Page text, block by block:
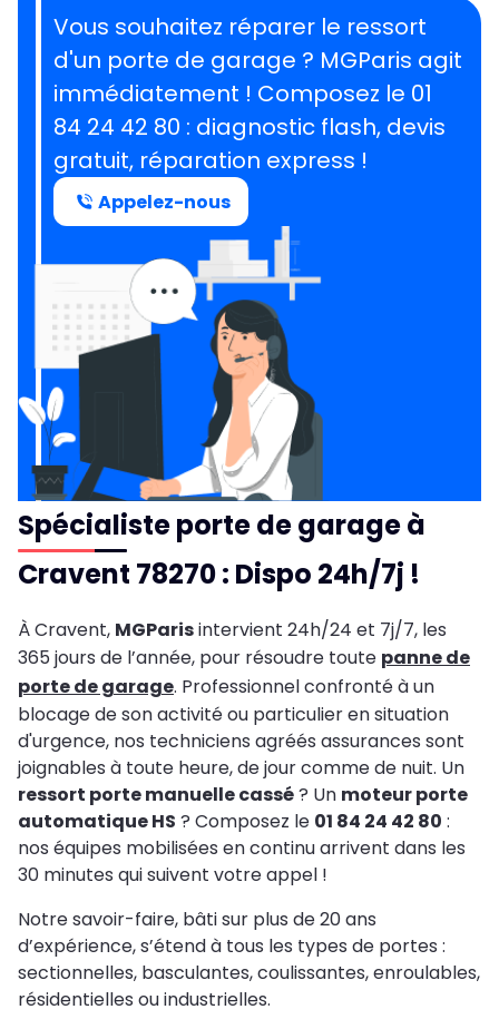
Vous souhaitez réparer le ressort
d'un porte de garage ? MGParis agit
immédiatement ! Composez le 01
84 24 42 80 : diagnostic flash, devis
gratuit, réparation express !
Appelez-nous
Spécialiste porte de garage à
Cravent 78270 : Dispo 24h/7j !
À Cravent, MGParisintervient 24h/24 et 7j/7, les
365 jours de l’année, pour résoudre toute panne de
porte de garage. Professionnel confronté à un
blocage de son activité ou particulier en situation
d'urgence, nos techniciens agréés assurances sont
joignables à toute heure, de jour comme de nuit. Un
ressort porte manuelle cassé? Un moteur porte
automatique HS ? Composez le 01 84 24 42 80 :
nos équipes mobilisées en continu arrivent dans les
30 minutes qui suivent votre appel !
Notre savoir-faire, bâti sur plus de 20 ans
d’expérience, s’étend à tous les types de portes :
sectionnelles, basculantes, coulissantes, enroulables,
résidentielles ou industrielles.